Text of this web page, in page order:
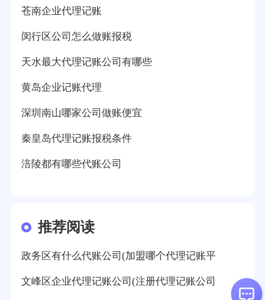
苍南企业代理记账
闵行区公司怎么做账报税
天水最大代理记账公司有哪些
黄岛企业记账代理
深圳南山哪家公司做账便宜
秦皇岛代理记账报税条件
涪陵都有哪些代账公司
推荐阅读
政务区有什么代账公司(加盟哪个代理记账平
文峰区企业代理记账公司(注册代理记账公司